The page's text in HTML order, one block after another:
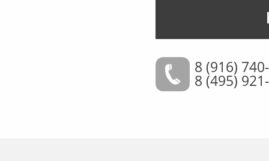
8 (916)
8 (495)